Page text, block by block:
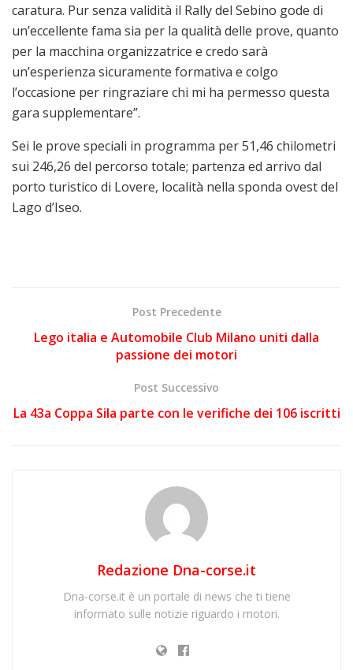
caratura. Pur senza validità il Rally del Sebino gode di
un’eccellente fama sia per la qualità delle prove, quanto
per la macchina organizzatrice e credo sarà
un’esperienza sicuramente formativa e colgo
l’occasione per ringraziare chi mi ha permesso questa
gara supplementare”.
Sei le prove speciali in programma per 51,46 chilometri
sui 246,26 del percorso totale; partenza ed arrivo dal
porto turistico di Lovere, località nella sponda ovest del
Lago d’Iseo.
Post Precedente
Lego italia e Automobile Club Milano uniti dalla
passione dei motori
Post Successivo
La 43a Coppa Sila parte con le verifiche dei 106 iscritti
Redazione Dna-corse.it
Dna-corse.it è un portale di news che ti tiene
informato sulle notizie riguardo i motori.